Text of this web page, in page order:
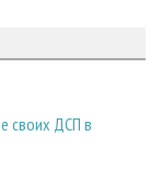
своих ДСП в